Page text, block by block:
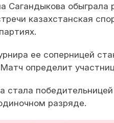
Сагандыкова
казахстанская
ее соперницей
определит
стала
разряде.